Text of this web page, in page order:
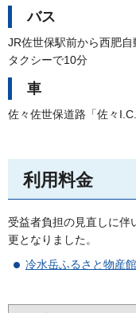
バス
JR佐世保駅前から西肥自
タクシーで10分
車
佐々佐世保道路「佐々
利用料金
受益者負担の見直しに伴
更となりました。
冷水岳ふるさと物産